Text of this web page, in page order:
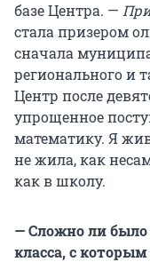
базе Центра. —
стала призером
сначала
регионального и
Центр после
упрощенное
математику. Я
не жила, как
как в школу.
— Сложно ли
класса, с